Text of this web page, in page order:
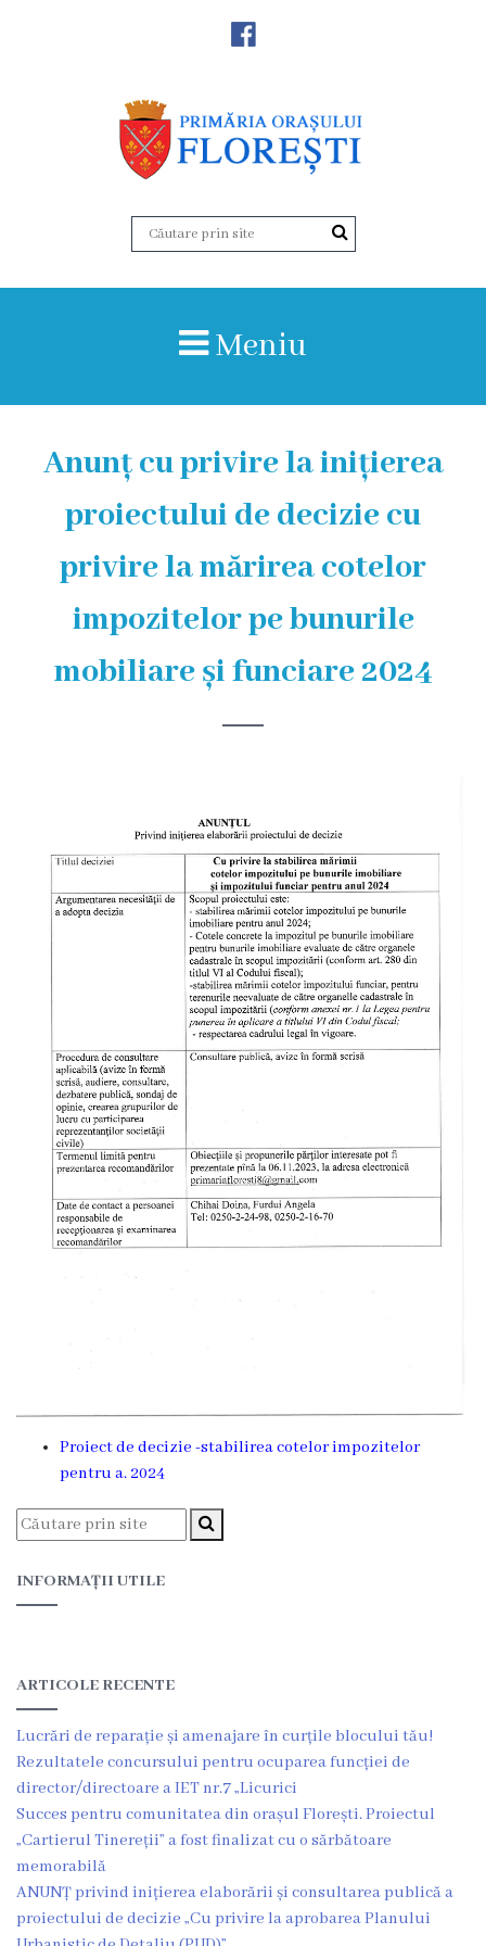
Primăria
Structura,
Organigrama
efectivul
limită
ale
primarului
Proiecte
investiționale
derulare
Proiecte
prioritare
spre
finanțare
subordonate
vacante
Consiliul
Consilieri
Regulamentul
Consiliului
Ședințele
Consiliului
online
Meniu
Anunț cu privire la inițierea
proiectului de decizie cu
privire la mărirea cotelor
impozitelor pe bunurile
mobiliare și funciare 2024
Proiect de decizie -stabilirea cotelor impozitelor
pentru a. 2024
INFORMAȚII UTILE
ARTICOLE RECENTE
Lucrări de reparație și amenajare în curțile blocului tău!
Rezultatele concursului pentru ocuparea funcției de
director/directoare a IET nr.7 „Licurici
Succes pentru comunitatea din orașul Florești. Proiectul
„Cartierul Tinereții” a fost finalizat cu o sărbătoare
memorabilă
ANUNȚ privind inițierea elaborării și consultarea publică a
proiectului de decizie „Cu privire la aprobarea Planului